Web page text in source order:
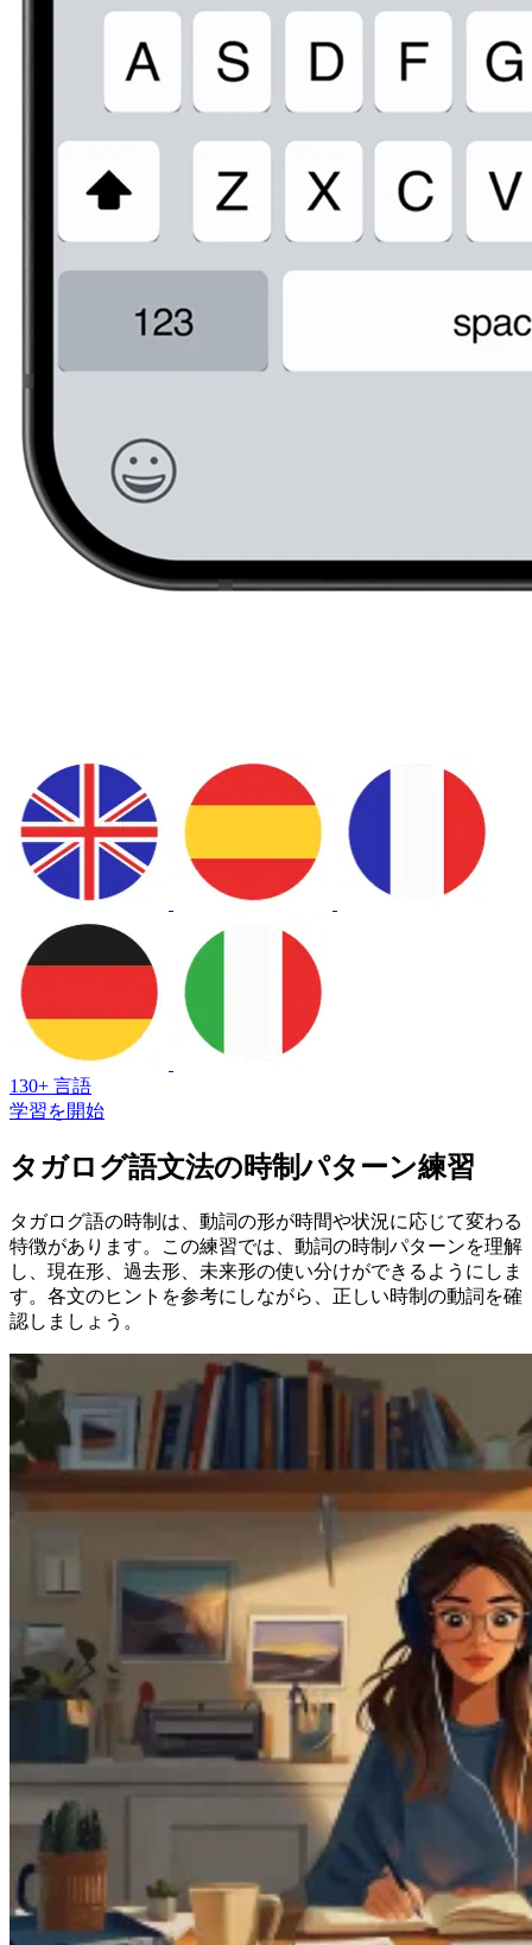
130+ 言語
学習を開始
タガログ語文法の時制パターン練習
タガログ語の時制は、動詞の形が時間や状況に応じて変わる
特徴があります。この練習では、動詞の時制パターンを理解
し、現在形、過去形、未来形の使い分けができるようにしま
す。各文のヒントを参考にしながら、正しい時制の動詞を確
認しましょう。